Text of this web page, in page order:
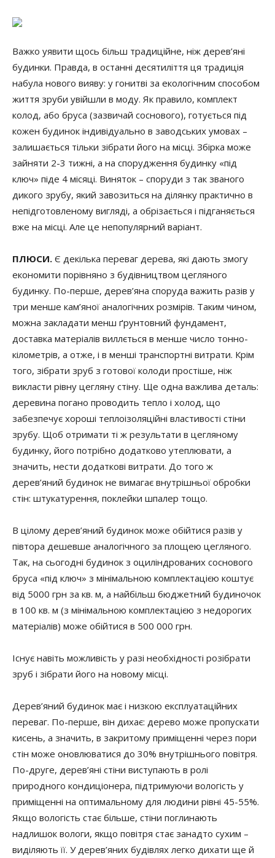
Важко уявити щось більш традиційне, ніж дерев’яні
будинки. Правда, в останні десятиліття ця традиція
набула нового вияву: у гонитві за екологічним способом
життя зруби увійшли в моду. Як правило, комплект
колод, або бруса (зазвичай соснового), готується під
кожен будинок індивідуально в заводських умовах –
залишається тільки зібрати його на місці. Збірка може
зайняти 2-3 тижні, а на спорудження будинку «під
ключ» піде 4 місяці. Виняток – споруди з так званого
дикого зрубу, який завозиться на ділянку практично в
непідготовленому вигляді, а обрізається і підганяється
вже на місці. Але це непопулярний варіант.
ПЛЮСИ. Є декілька переваг дерева, які дають змогу
економити порівняно з будівництвом цегляного
будинку. По-перше, дерев’яна споруда важить разів у
три менше кам’яної аналогічних розмірів. Таким чином,
можна закладати менш ґрунтовний фундамент,
доставка матеріалів виллється в менше число тонно-
кілометрів, а отже, і в менші транспортні витрати. Крім
того, зібрати зруб з готової колоди простіше, ніж
викласти рівну цегляну стіну. Ще одна важлива деталь:
деревина погано проводить тепло і холод, що
забезпечує хороші теплоізоляційні властивості стіни
зрубу. Щоб отримати ті ж результати в цегляному
будинку, його потрібно додатково утеплювати, а
значить, нести додаткові витрати. До того ж
дерев’яний будинок не вимагає внутрішньої обробки
стін: штукатурення, поклейки шпалер тощо.
В цілому дерев’яний будинок може обійтися разів у
півтора дешевше аналогічного за площею цегляного.
Так, на сьогодні будинок з оциліндрованих соснового
бруса «під ключ» з мінімальною комплектацією коштує
від 5000 грн за кв. м, а найбільш бюджетний будиночок
в 100 кв. м (з мінімальною комплектацією з недорогих
матеріалів) може обійтися в 500 000 грн.
Існує навіть можливість у разі необхідності розібрати
зруб і зібрати його на новому місці.
Дерев’яний будинок має і низкою експлуатаційних
переваг. По-перше, він дихає: дерево може пропускати
кисень, а значить, в закритому приміщенні через пори
стін може оновлюватися до 30% внутрішнього повітря.
По-друге, дерев’яні стіни виступають в ролі
природного кондиціонера, підтримуючи вологість у
приміщенні на оптимальному для людини рівні 45-55%.
Якщо вологість стає більше, стіни поглинають
надлишок вологи, якщо повітря стає занадто сухим –
виділяють її. У дерев’яних будівлях легко дихати ще й